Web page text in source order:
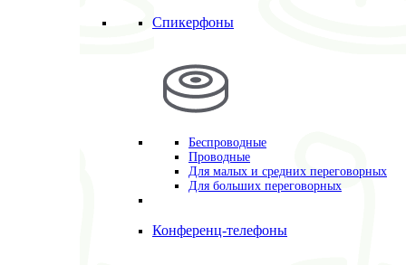
Спикерфоны
Беспроводные
Проводные
Для малых и средних переговорных
Для больших переговорных
Конференц-телефоны